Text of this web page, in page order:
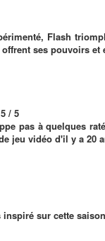
Flash
ses pouvoirs et
/ 5
pas à quelques
jeu vidéo d'il y a 20
inspiré sur cette